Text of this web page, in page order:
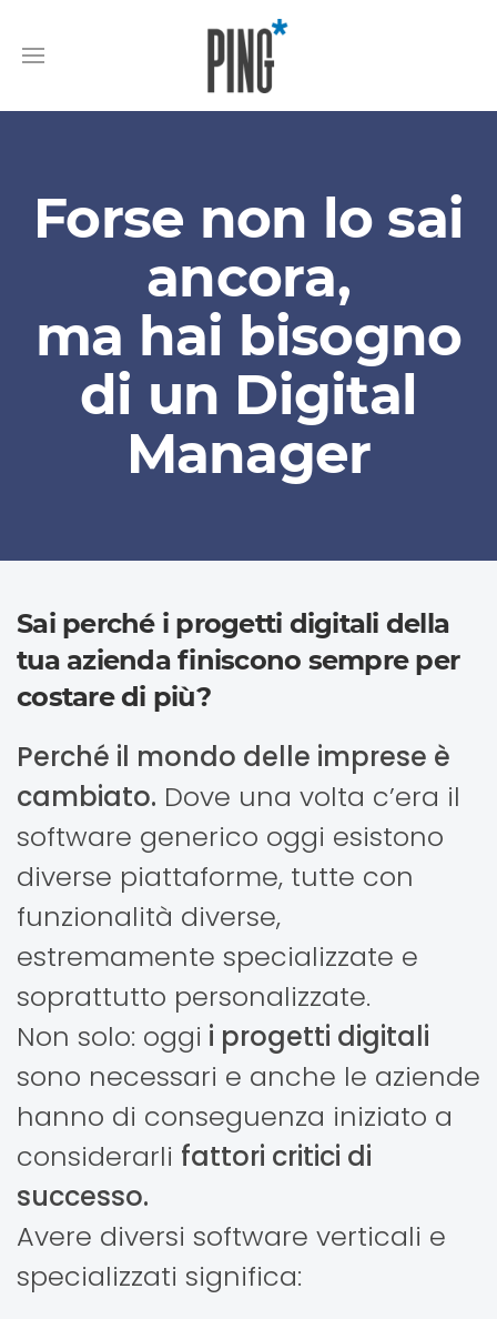
Forse non lo sai
ancora,
ma hai bisogno
di un Digital
Manager
Sai perché i progetti digitali della
tua azienda finiscono sempre per
costare di più?
Perché il mondo delle imprese è
cambiato. Dove una volta c’era il
software generico oggi esistono
diverse piattaforme, tutte con
funzionalità diverse,
estremamente specializzate e
soprattutto personalizzate.
Non solo: oggi i progetti digitali
sono necessari e anche le aziende
hanno di conseguenza iniziato a
considerarli fattori critici di
successo.
Avere diversi software verticali e
specializzati significa: